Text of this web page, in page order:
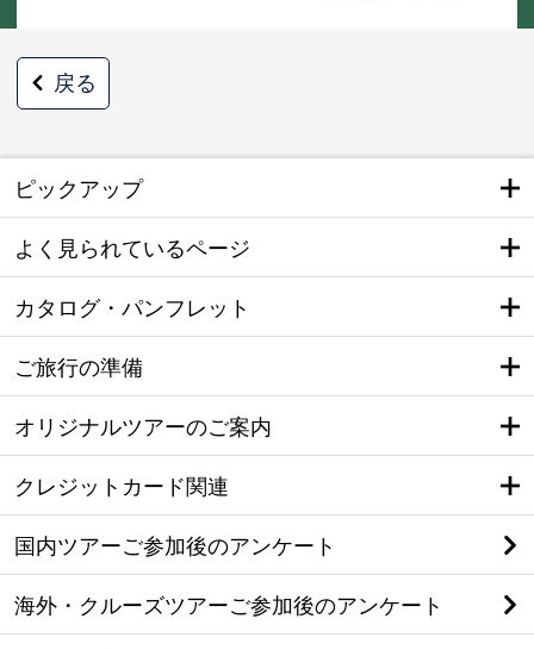
戻る
ピックアップ
よく見られているページ
カタログ・パンフレット
ご旅行の準備
オリジナルツアーのご案内
クレジットカード関連
国内ツアーご参加後のアンケート
海外・クルーズツアーご参加後のアンケート